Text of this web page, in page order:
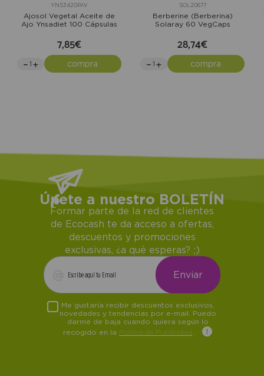
YNS3420PAV
Ajosol Vegetal Aceite de
Ajo Ynsadiet 100 Cápsulas
7,85€
compra
SOL20677
Berberine (Berberina)
Solaray 60 VegCaps
28,74€
compra
Únete a nuestro BOLETÍN
Formar parte de la red de clientes
de Ecocash te da acceso a ofertas,
descuentos y promociones
exclusivas, ¿a qué esperas? ;)
Me gustaría recibir descuentos exclusivos,
novedades y tendencias por e-mail. Puedo
darme de baja cuando quiera según lo
recogido en la Política de Publicidad